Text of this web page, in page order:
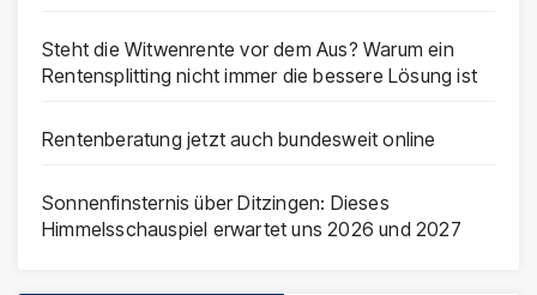
Steht die Witwenrente vor dem Aus? Warum ein
Rentensplitting nicht immer die bessere Lösung ist
Rentenberatung jetzt auch bundesweit online
Sonnenfinsternis über Ditzingen: Dieses
Himmelsschauspiel erwartet uns 2026 und 2027